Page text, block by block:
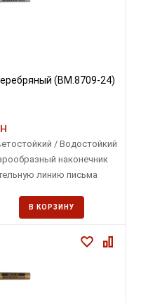
(BM.8709-24)
/ Водостойкий
наконечник
линию письма
В КОРЗИНУ